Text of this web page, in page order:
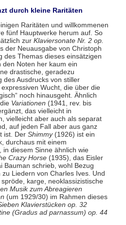
durch kleine Raritäten
Raritäten und willkommenen
fünf Hauptwerke herum auf. So
zur Klaviersonate Nr. 2 op.
der Neuausgabe von Christoph
des Themas dieses einsätzigen
den Noten her kaum ein
drastische, geradezu
des Ausdrucks von stiller
Wucht, die über die
noch hinausgeht. Ähnlich
Variationen (1941, rev. bis
das vielleicht in
vielleicht aber auch als separat
auf jeden Fall aber aus ganz
ist. Der Shimmy(1926) ist ein
durchaus mit einem
in diesem Sinne ähnlich wie
Crazy Horse(1935), das Eisler
Bauman schrieb, wohl Bezug
Liedern von Charles Ives. Und
karge, neoklassizistische
Musik zum Abreagieren
(um 1929/30) im Rahmen dieses
Klavierstücken op. 32
(Gradus ad parnassum) op. 44